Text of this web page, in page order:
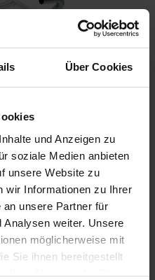
Über Cookies
und Anzeigen zu
soziale Medien anbieten
unsere Website zu
wir Informationen zu Ihrer
an unsere Partner für
Analysen weiter. Unsere
möglicherweise mit
Sie ihnen bereitgestellt
Ihrer Nutzung der Dienste
2-4 Werktage innerhalb
denWarenkorb